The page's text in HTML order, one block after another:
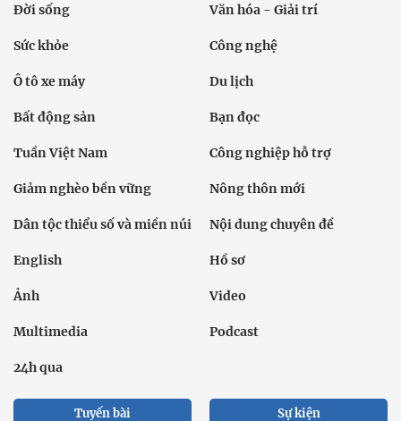
Đời sống Văn hóa - Giải trí
Sức khỏe Công nghệ
Ô tô xe máy Du lịch
Bất động sản Bạn đọc
Tuần Việt Nam Công nghiệp hỗ trợ
Giảm nghèo bền vững Nông thôn mới
Dân tộc thiểu số và miền núi Nội dung chuyên đề
English Hồ sơ
Ảnh Video
Multimedia Podcast
24h qua
Tuyến bài Sự kiện